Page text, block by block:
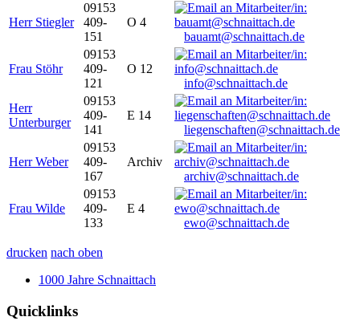
Herr Stiegler
09153
409-
151
O 4
bauamt@schnaittach.de
Frau Stöhr
09153
409-
121
O 12
info@schnaittach.de
Herr
Unterburger
09153
409-
141
E 14
liegenschaften@schnaittach.de
Herr Weber
09153
409-
167
Archiv
archiv@schnaittach.de
Frau Wilde
09153
409-
133
E 4
ewo@schnaittach.de
drucken nach oben
1000 Jahre Schnaittach
Quicklinks